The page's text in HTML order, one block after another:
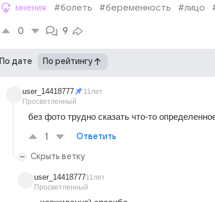
мнения #болеть #беременность #лицо
0 9
По дате По рейтингу
user_14418777
Просветленный
11лет
без фото трудно сказать что-то
1 Ответить
Скрыть ветку
user_14418777
Просветленный
11лет